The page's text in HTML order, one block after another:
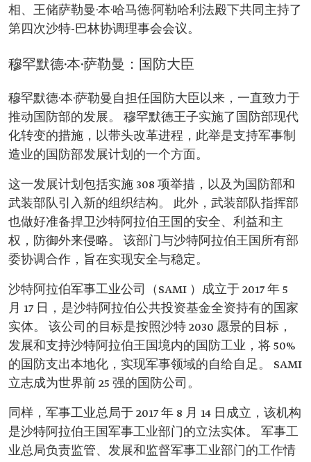
相、王储萨勒曼·本·哈马德·阿勒哈利法殿下共同主持了
第四次沙特-巴林协调理事会会议。
穆罕默德·本·萨勒曼：国防大臣
穆罕默德·本·萨勒曼自担任国防大臣以来，一直致力于
推动国防部的发展。 穆罕默德王子实施了国防部现代
化转变的措施，以带头改革进程，此举是支持军事制
造业的国防部发展计划的一个方面。
这一发展计划包括实施 308 项举措，以及为国防部和
武装部队引入新的组织结构。 此外，武装部队指挥部
也做好准备捍卫沙特阿拉伯王国的安全、利益和主
权，防御外来侵略。 该部门与沙特阿拉伯王国所有部
委协调合作，旨在实现安全与稳定。
沙特阿拉伯军事工业公司（SAMI ）成立于 2017 年 5
月 17 日，是沙特阿拉伯公共投资基金全资持有的国家
实体。 该公司的目标是按照沙特 2030 愿景的目标，
发展和支持沙特阿拉伯王国境内的国防工业，将 50%
的国防支出本地化，实现军事领域的自给自足。 SAMI
立志成为世界前 25 强的国防公司。
同样，军事工业总局于 2017 年 8 月 14 日成立，该机构
是沙特阿拉伯王国军事工业部门的立法实体。 军事工
业总局负责监管、发展和监督军事工业部门的工作情